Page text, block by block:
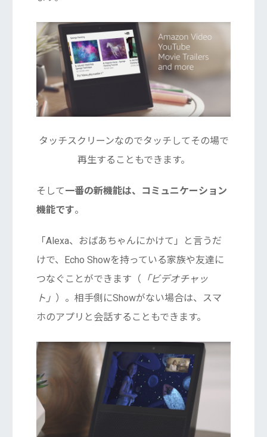
タッチスクリーンなのでタッチしてその場で
再生することもできます。
そして一番の新機能は、コミュニケーション
機能です。
「Alexa、おばあちゃんにかけて」と言うだ
けで、Echo Showを持っている家族や友達に
つなぐことができます（ 「ビデオチャッ
ト」 ）。相手側にShowがない場合は、スマ
ホのアプリと会話することもできます。